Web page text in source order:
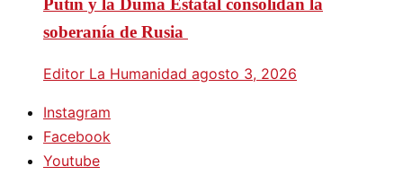
soberanía de Rusia
Editor La Humanidad agosto 3, 2026
Instagram
Facebook
Youtube